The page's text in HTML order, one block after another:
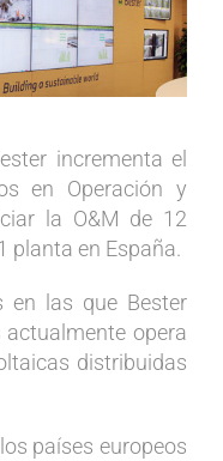
incrementa el
en Operación y
la O&M de 12
planta en España.
en las que Bester
actualmente opera
distribuidas
países europeos